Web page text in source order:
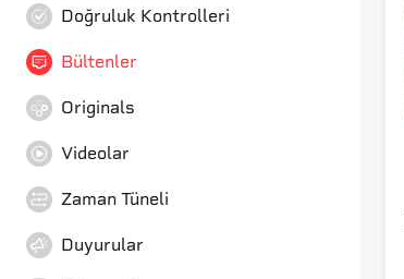
Doğruluk Kontrolleri
Bültenler
Originals
Videolar
Zaman Tüneli
Duyurular